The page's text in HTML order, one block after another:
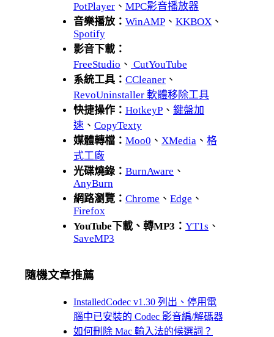
PotPlayer 、 MPC影音播放器
音樂播放： WinAMP 、 KKBOX 、
Spotify
影音下載：
FreeStudio 、 CutYouTube
系統工具： CCleaner 、
RevoUninstaller 軟體移除工具
快捷操作： HotkeyP 、 鍵盤加
速 、 CopyTexty
媒體轉檔： Moo0 、 XMedia 、 格
式工廠
光碟燒錄： BurnAware 、
AnyBurn
網路瀏覽： Chrome 、 Edge 、
Firefox
YouTube下載、轉MP3： YT1s 、
SaveMP3
隨機文章推薦
InstalledCodec v1.30 列出、停用電
腦中已安裝的 Codec 影音編/解碼器
如何刪除 Mac 輸入法的候選詞？